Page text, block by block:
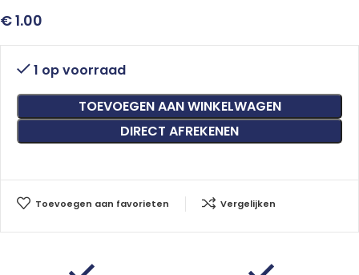
€1.00
1 op voorraad
TOEVOEGEN AAN WINKELWAGEN
DIRECT AFREKENEN
Toevoegen aan favorieten Vergelijken